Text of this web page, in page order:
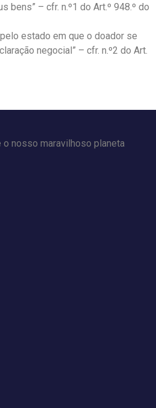
bens” – cfr. n.º1 do Art.º 948.º do
estado em que o doador se
negocial” – cfr. n.º2 do Art.
o nosso maravilhoso planeta